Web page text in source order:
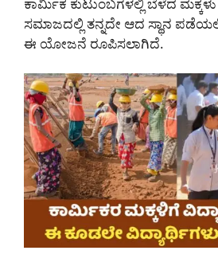
ಸಮಾಜದಲ್ಲಿ ತನ್ನದೇ ಆದ ಸ್ಥಾನ
ಈ ಯೋಜನೆ ರೂಪಿಸಲಾಗಿದೆ.